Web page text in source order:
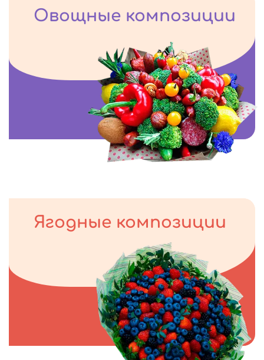
Овощные композиции
Ягодные композиции